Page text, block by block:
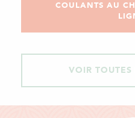
COULANTS AU
VOIR TOUTES